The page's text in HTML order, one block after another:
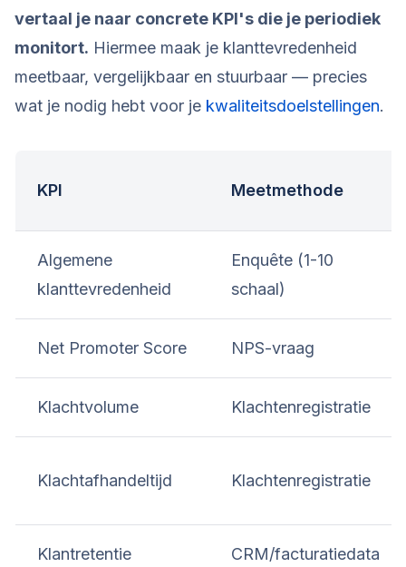
vertaal je naar concrete KPI's die je periodiek
monitort. Hiermee maak je klanttevredenheid
meetbaar, vergelijkbaar en stuurbaar — precies
wat je nodig hebt voor je kwaliteitsdoelstellingen.
KPI Meetmethode
Algemene
klanttevredenheid
Enquête (1-10
schaal)
Net Promoter Score NPS-vraag
Klachtvolume Klachtenregistratie
Klachtafhandeltijd Klachtenregistratie
Klantretentie CRM/facturatiedata